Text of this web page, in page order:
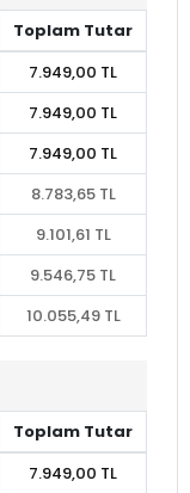
Toplam Tutar
7.949,00 TL
7.949,00 TL
7.949,00 TL
8.783,65 TL
9.101,61 TL
9.546,75 TL
10.055,49 TL
Toplam Tutar
7.949,00 TL